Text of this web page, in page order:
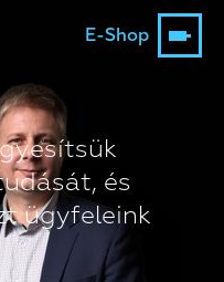
E-Shop
és
ügyfeleink